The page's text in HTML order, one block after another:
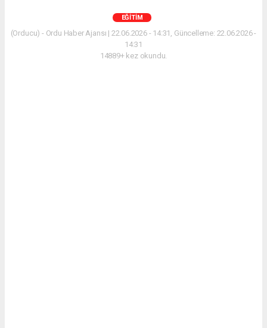
EĞITIM
(Orducu) - Ordu Haber Ajansı | 22.06.2026 - 14:31, Güncelleme: 22.06.2026 -
14:31
14889+ kez okundu.